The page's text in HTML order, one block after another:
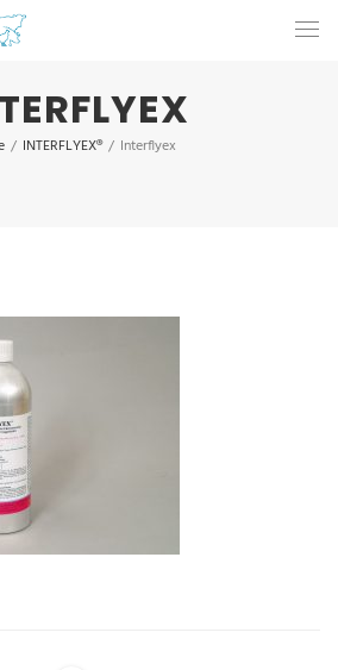
/ INTERFLYEX® / Interflyex